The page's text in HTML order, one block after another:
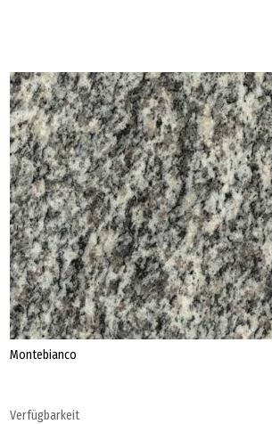
Montebianco
Verfügbarkeit